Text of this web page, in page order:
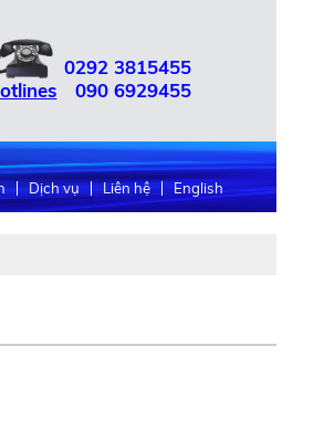
02923815455
090 6929455
Dịch vụ Liên hệ English